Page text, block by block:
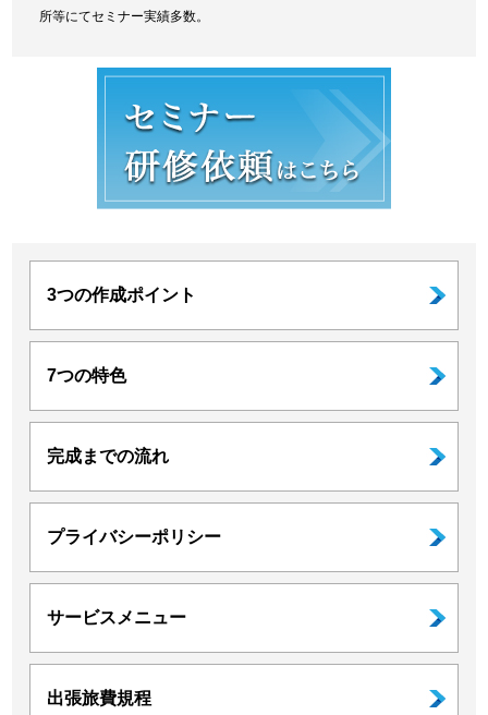
所等にてセミナー実績多数。
3つの作成ポイント
7つの特色
完成までの流れ
プライバシーポリシー
サービスメニュー
出張旅費規程